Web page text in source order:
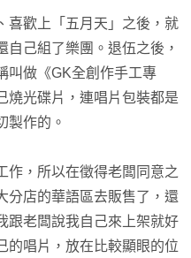
喜歡上「五月天」之後，就
己組了樂團。退伍之後，
叫做《GK全創作手工專
燒光碟片，連唱片包裝都是
製作的。
作，所以在徵得老闆同意之
分店的華語區去販售了，還
跟老闆說我自己來上架就好
的唱片，放在比較顯眼的位